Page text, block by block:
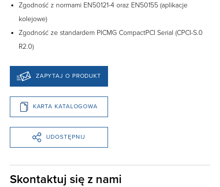
Zgodność z normami EN50121-4 oraz EN50155 (aplikacje
kolejowe)
Zgodność ze standardem PICMG CompactPCI Serial (CPCI-S.0
R2.0)
ZAPYTAJ O PRODUKT
KARTA KATALOGOWA
UDOSTĘPNIJ
Skontaktuj się z nami